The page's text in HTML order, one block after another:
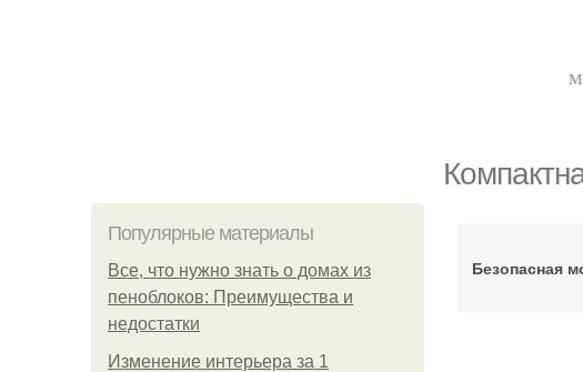
Популярные материалы
Все, что нужно знать о домах из
пеноблоков: Преимущества и
недостатки
Изменение интерьера за 1
Безопасная